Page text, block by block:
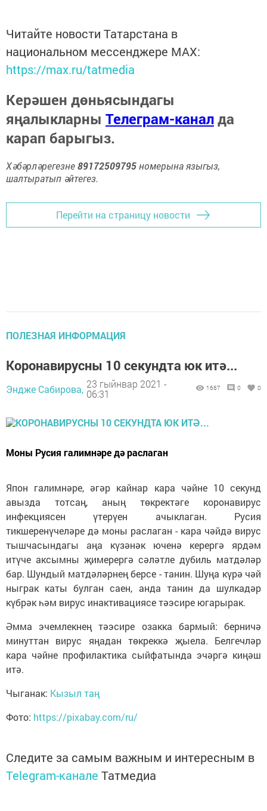
Читайте новости Татарстана в
национальном мессенджере MАХ:
https://max.ru/tatmedia
Керәшен дөньясындагы
яңалыкларны Телеграм-каналда
карап барыгыз.
Хәбәрләрегезне89172509795номерына языгыз,
шалтыратып әйтегез.
Перейти на страницу новости
ПОЛЕЗНАЯ ИНФОРМАЦИЯ
Коронавирусны 10 секундта юк итә...
Эндже Сабирова, 23 гыйнвар 2021 -
06:31
1667 0 0
Моны Русия галимнәре дә раслаган
Япон галимнәре, әгәр кайнар кара чәйне 10 секунд
авызда тотсаң, аның төкректәге коронавирус
инфекциясен үтерүен ачыклаган. Русия
тикшеренүчеләре дә моны раслаган - кара чәйдә вирус
тышчасындагы аңа күзәнәк юченә керергә ярдәм
итүче аксымны җимерергә сәләтле дубиль матдәләр
бар. Шундый матдәләрнең берсе - танин. Шуңа күрә чәй
ныграк каты булган саен, анда танин да шулкадәр
күбрәк һәм вирус инактивациясе тәэсире югарырак.
Әмма эчемлекнең тәэсире озакка бармый: берничә
минуттан вирус яңадан төкреккә җыела. Белгечләр
кара чәйне профилактика сыйфатында эчәргә киңәш
итә.
Чыганак: Кызыл таң
Фото: https://pixabay.com/ru/
Следите за самым важным и интересным в
Telegram-канале Татмедиа